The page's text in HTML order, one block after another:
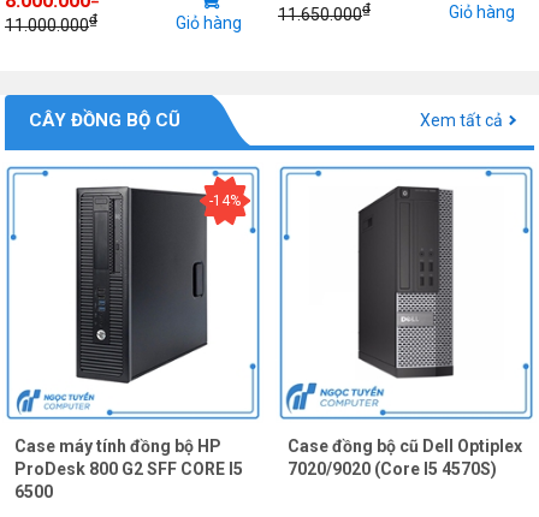
11.000.000₫ Giỏ hàng 11.650.000₫ Giỏ hàng
CÂY ĐỒNG BỘ CŨ Xem tất cả
-14%
Case máy tính đồng bộ HP
ProDesk 800 G2 SFF CORE I5
6500
Case đồng bộ cũ Dell Optiplex
7020/9020 (Core I5 4570S)